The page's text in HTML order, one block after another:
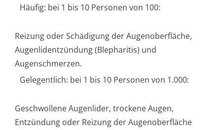
Häufig: bei 1 bis 10 Personen von 100:
Reizung oder Schädigung der Augenoberfläche,
Augenlidentzündung (Blepharitis) und
Augenschmerzen.
Gelegentlich: bei 1 bis 10 Personen von 1.000:
Geschwollene Augenlider, trockene Augen,
Entzündung oder Reizung der Augenoberfläche